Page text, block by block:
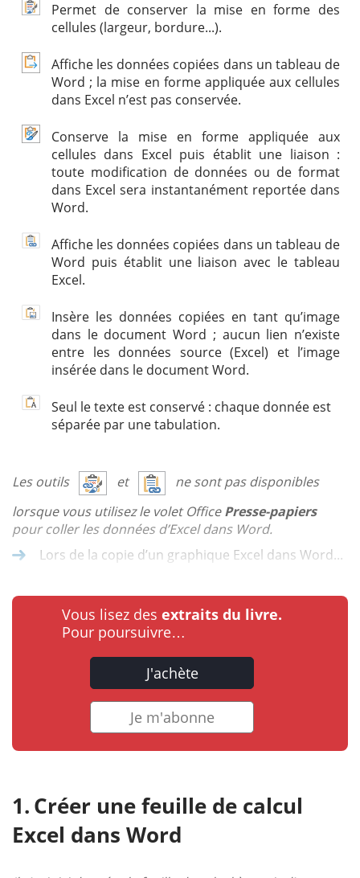
Permet de conserver la mise en forme des
cellules (largeur, bordure...).
Affiche les données copiées dans un tableau de
Word ; la mise en forme appliquée aux cellules
dans Excel n’est pas conservée.
Conserve la mise en forme appliquée aux
cellules dans Excel puis établit une liaison :
toute modification de données ou de format
dans Excel sera instantanément reportée dans
Word.
Affiche les données copiées dans un tableau de
Word puis établit une liaison avec le tableau
Excel.
Insère les données copiées en tant qu’image
dans le document Word ; aucun lien n’existe
entre les données source (Excel) et l’image
insérée dans le document Word.
Seul le texte est conservé : chaque donnée est
séparée par une tabulation.
Les outils et
ne sont pas disponibles
lorsque vous utilisez le volet OfficePresse-papiers
pour coller les données d’Excel dans Word.
Lors de la copie d’un graphique Excel dans Word...
Vous lisez des extraits du livre.
Pour poursuivre…
J'achète
Je m'abonne
Créer une feuille de calcul
Excel dans Word